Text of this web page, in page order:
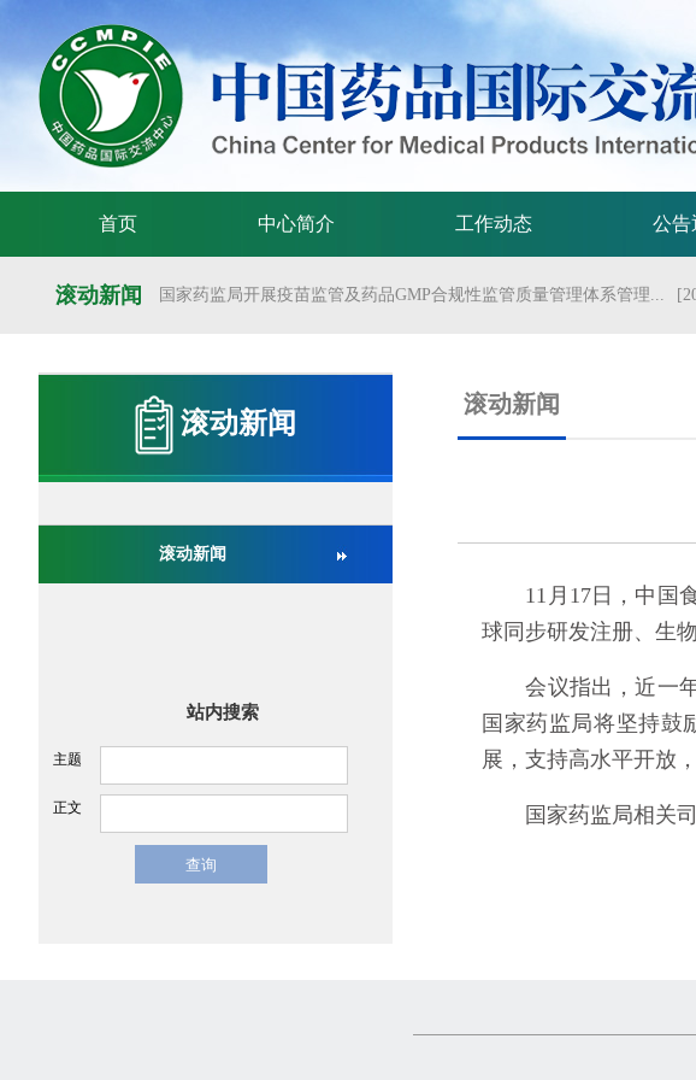
首页 中心简介 工作动态 公告
滚动新闻 国家药监局开展疫苗监管及药品GMP合规性监管质量管理体系管理...
国家药监局药审中心关于发布《预防用mRNA疫苗临床试验技术指...
国家药监局药审中心关于发布《关于开发适宜药品包装规格的指导原...
国家药监局 国家卫生健康委 国家中医药局 国家疾控局关于发布...
关于举办第十六届中国医疗器械监督管理国际会议的通知 [2026-06-24]
滚动新闻
滚动新闻
站内搜索
主题
正文
滚动新闻
11月17日，中国食
球同步研发注册、生
会议指出，近一年
国家药监局将坚持鼓
展，支持高水平开放
国家药监局相关司